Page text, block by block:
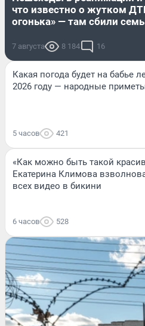
что известно о жутком
огонька» — там сбили
7 августа 8 184 16
Какая погода будет на бабье
2026 году — народные
5 часов 421
«Как можно быть такой
Екатерина Климова
всех видео в бикини
6 часов 528